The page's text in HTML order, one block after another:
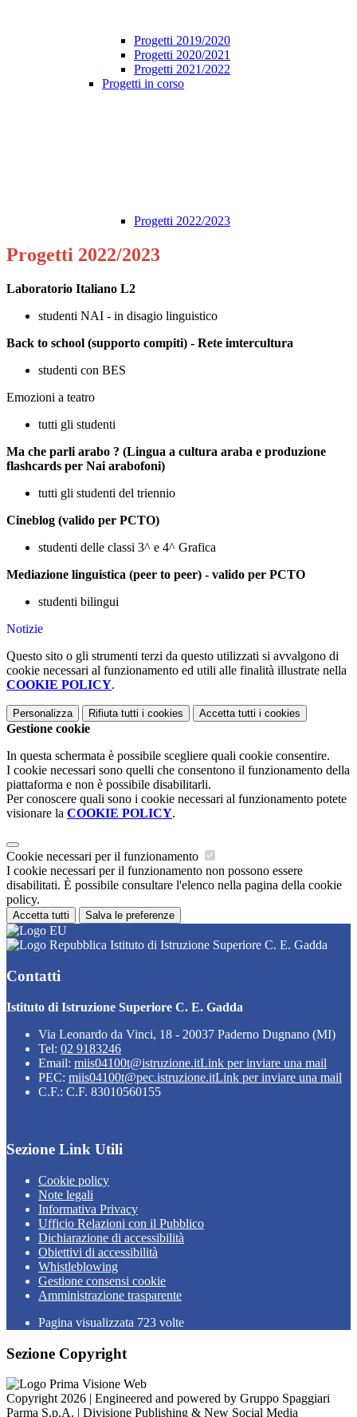
Progetti 2019/2020
Progetti 2020/2021
Progetti 2021/2022
Progetti in corso
Progetti 2022/2023
Progetti 2022/2023
Laboratorio Italiano L2
studenti NAI - in disagio linguistico
Back to school (supporto compiti) - Rete imtercultura
studenti con BES
Emozioni a teatro
tutti gli studenti
Ma che parli arabo ? (Lingua a cultura araba e produzione
flashcards per Nai arabofoni)
tutti gli studenti del triennio
Cineblog (valido per PCTO)
studenti delle classi 3^ e 4^ Grafica
Mediazione linguistica (peer to peer) - valido per PCTO
studenti bilingui
Notizie
Questo sito o gli strumenti terzi da questo utilizzati si avvalgono di
cookie necessari al funzionamento ed utili alle finalità illustrate nella
COOKIE POLICY.
Personalizza Rifiuta tutti i cookies Accetta tutti i cookies
Gestione cookie
In questa schermata è possibile scegliere quali cookie consentire.
I cookie necessari sono quelli che consentono il funzionamento della
piattaforma e non è possibile disabilitarli.
Per conoscere quali sono i cookie necessari al funzionamento potete
visionare la COOKIE POLICY.
Cookie necessari per il funzionamento
I cookie necessari per il funzionamento non possono essere
disabilitati. È possibile consultare l'elenco nella pagina della cookie
policy.
Accetta tutti Salva le preferenze
Istituto di Istruzione Superiore C. E. Gadda
Contatti
Istituto di Istruzione Superiore C. E. Gadda
Via Leonardo da Vinci, 18 - 20037 Paderno Dugnano (MI)
Tel: 02 9183246
Email: miis04100t@istruzione.itLink per inviare una mail
PEC: miis04100t@pec.istruzione.itLink per inviare una mail
C.F.: C.F. 83010560155
Sezione Link Utili
Cookie policy
Note legali
Informativa Privacy
Ufficio Relazioni con il Pubblico
Dichiarazione di accessibilità
Obiettivi di accessibilità
Whistleblowing
Gestione consensi cookie
Amministrazione trasparente
Pagina visualizzata 723 volte
Sezione Copyright
Copyright 2026 | Engineered and powered by Gruppo Spaggiari
Parma S.p.A. | Divisione Publishing & New Social Media